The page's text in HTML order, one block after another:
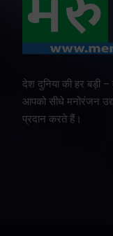
देश दुनिया की हर बड़ी
आपको सीधे मनोरंजन
प्रदान करते हैं।